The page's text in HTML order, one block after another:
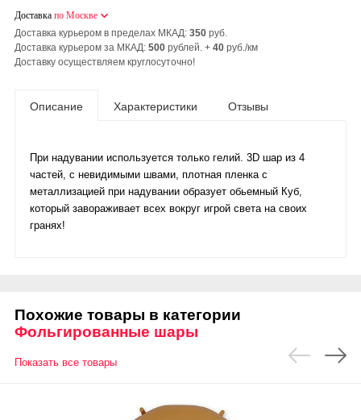
Доставка по Москве
Доставка курьером в пределах МКАД: 350 руб.
Доставка курьером за МКАД: 500 рублей. + 40 руб./км
Доставку осуществляем круглосуточно!
Описание Характеристики Отзывы
При надувании используется только гелий. 3D шар из 4
частей, с невидимыми швами, плотная пленка с
металлизацией при надувании образует обьемный Куб,
который завораживает всех вокруг игрой света на своих
гранях!
Похожие товары в категории
Фольгированные шары
Показать все товары